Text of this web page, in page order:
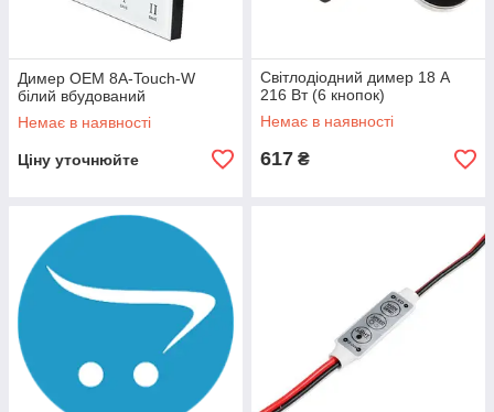
Димер OEM 8A-Touch-W
білий вбудований
Немає в наявності
Ціну уточнюйте
Світлодіодний димер 18 А
216 Вт (6 кнопок)
Немає в наявності
617 ₴